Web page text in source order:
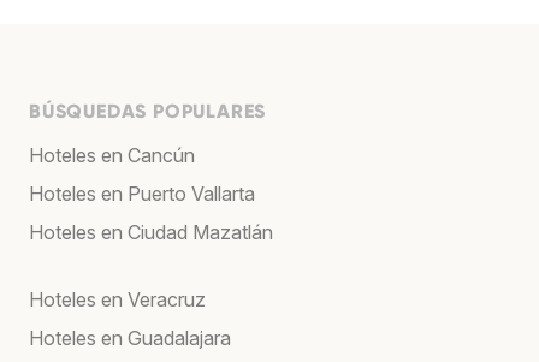
BÚSQUEDAS POPULARES
Hoteles en Cancún
Hoteles en Puerto Vallarta
Hoteles en Ciudad Mazatlán
Hoteles en Veracruz
Hoteles en Guadalajara